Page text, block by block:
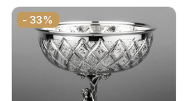
- 33%